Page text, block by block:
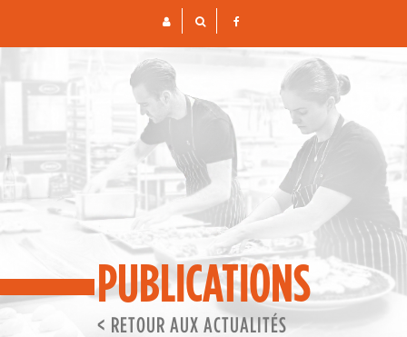
PUBLICATIONS
< RETOUR AUX ACTUALITÉS